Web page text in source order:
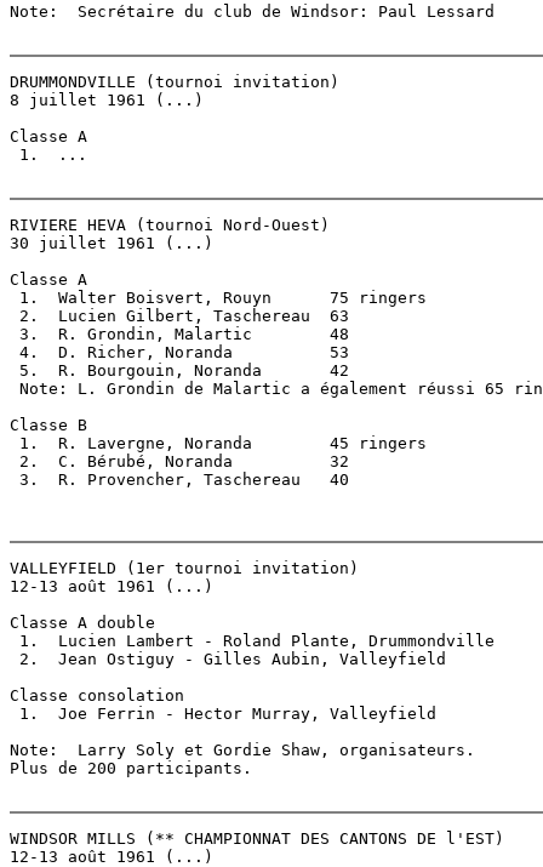
Note:  Secrétaire du club de Windsor: Paul Lessard
DRUMMONDVILLE (tournoi invitation)
8 juillet 1961 (...)
Classe A
1.  ...
RIVIERE HEVA (tournoi Nord-Ouest)
30 juillet 1961 (...)
Classe A
1.  Walter Boisvert, Rouyn      75 ringers
2.  Lucien Gilbert, Taschereau  63
3.  R. Grondin, Malartic        48
4.  D. Richer, Noranda          53
5.  R. Bourgouin, Noranda       42
Note: L. Grondin de Malartic a également réussi 65
Classe B
1.  R. Lavergne, Noranda        45 ringers
2.  C. Bérubé, Noranda          32
3.  R. Provencher, Taschereau   40
VALLEYFIELD (1er tournoi invitation)
12-13 août 1961 (...)
Classe A double
1.  Lucien Lambert - Roland Plante, Drummondville
2.  Jean Ostiguy - Gilles Aubin, Valleyfield
Classe consolation
1.  Joe Ferrin - Hector Murray, Valleyfield
Note:  Larry Soly et Gordie Shaw, organisateurs.
Plus de 200 participants.
WINDSOR MILLS (** CHAMPIONNAT DES CANTONS DE l'EST)
12-13 août 1961 (...)